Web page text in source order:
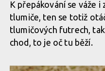
K přepákování se váže i
tlumiče, ten se totiž
tlumičových futrech,
chod, to je oč tu běží.